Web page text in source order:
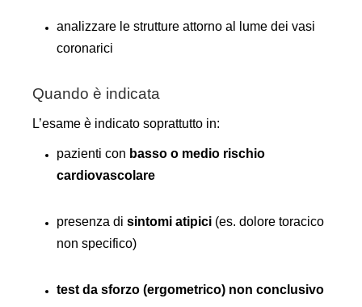
analizzare le strutture attorno al lume dei vasi
coronarici
Quando è indicata
L’esame è indicato soprattutto in:
pazienti con basso o medio rischio
cardiovascolare
presenza di sintomi atipici (es. dolore toracico
non specifico)
test da sforzo (ergometrico) non conclusivo